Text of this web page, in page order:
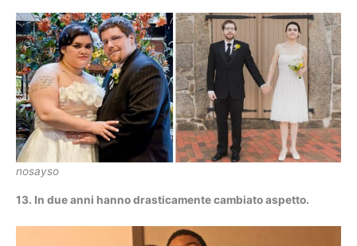
nosayso
13. In due anni hanno drasticamente cambiato aspetto.